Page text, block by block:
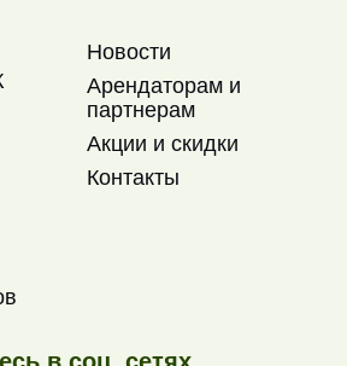
Новости
Арендаторам и
партнерам
Акции и скидки
Контакты